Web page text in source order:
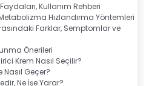
Kullanım Rehberi
Hızlandırma Yöntemleri
Farklar, Semptomlar ve
Önerileri
Krem Nasıl Seçilir?
Nasıl Geçer?
Ne İşe Yarar?